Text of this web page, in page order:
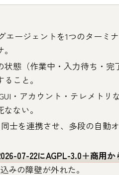
エージェントを1つのターミ
状態（作業中・入力待ち・完
こと。
・アカウント・テレメトリ
ない。
士を連携させ、多段の自動
07-22にAGPL-3.0＋商用か
みの障壁が外れた。